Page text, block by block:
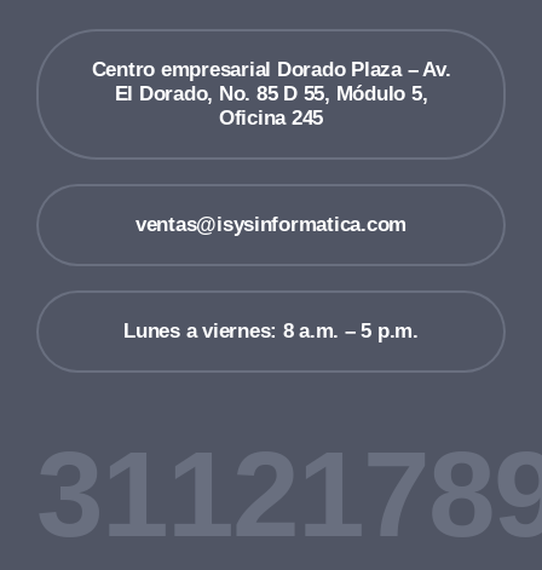
Centro empresarial Dorado Plaza – Av.
El Dorado, No. 85 D 55, Módulo 5,
Oficina 245
ventas@isysinformatica.com
Lunes a viernes: 8 a.m. – 5 p.m.